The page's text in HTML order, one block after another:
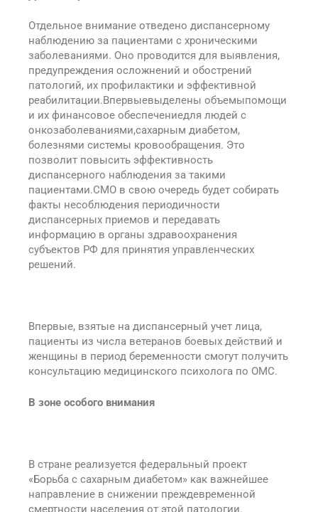
Отдельное внимание отведено диспансерному
наблюдению за пациентами с хроническими
заболеваниями. Оно проводится для выявления,
предупреждения осложнений и обострений
патологий, их профилактики и эффективной
реабилитации.Впервыевыделены объемыпомощи
и их финансовое обеспечениедля людей с
онкозаболеваниями,сахарным диабетом,
болезнями системы кровообращения. Это
позволит повысить эффективность
диспансерного наблюдения за такими
пациентами.СМО в свою очередь будет собирать
факты несоблюдения периодичности
диспансерных приемов и передавать
информацию в органы здравоохранения
субъектов РФ для принятия управленческих
решений.
Впервые, взятые на диспансерный учет лица,
пациенты из числа ветеранов боевых действий и
женщины в период беременности смогут получить
консультацию медицинского психолога по ОМС.
В зоне особого внимания
В стране реализуется федеральный проект
«Борьба с сахарным диабетом» как важнейшее
направление в снижении преждевременной
смертности населения от этой патологии.